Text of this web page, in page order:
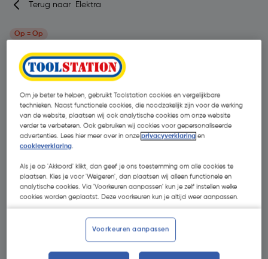
Terug naar Elektra
Op = Op
Glanzend wit
Om je beter te helpen, gebruikt Toolstation cookies en vergelijkbare
technieken. Naast functionele cookies, die noodzakelijk zijn voor de werking
van de website, plaatsen wij ook analytische cookies om onze website
verder te verbeteren. Ook gebruiken wij cookies voor gepersonaliseerde
advertenties. Lees hier meer over in onzeprivacyverklaring en
cookieverklaring.
Als je op 'Akkoord' klikt, dan geef je ons toestemming om alle cookies te
plaatsen. Kies je voor 'Weigeren', dan plaatsen wij alleen functionele en
analytische cookies. Via 'Voorkeuren aanpassen' kun je zelf instellen welke
cookies worden geplaatst. Deze voorkeuren kun je altijd weer aanpassen.
Voorkeuren aanpassen